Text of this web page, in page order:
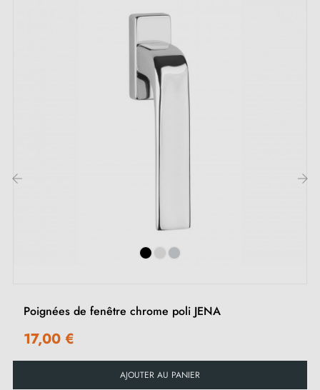
Rotation 360° pour une ouverture pratique
Disponible en 4 couleurs différentes
Inclus dans le kit :
1 pièce de rosace de montage
Poignées de fenêtre chrome poli JENA
17,00 €
AJOUTER AU PANIER